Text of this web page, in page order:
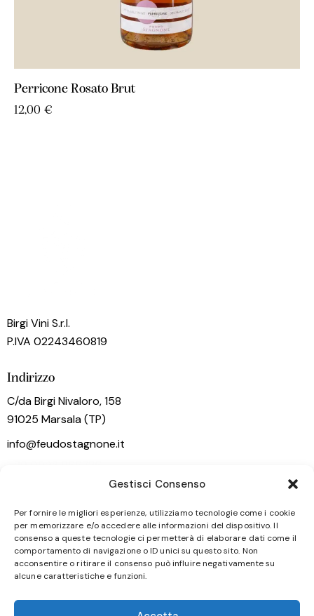
Gestisci Consenso
Per fornire le migliori esperienze, utilizziamo tecnologie come i cookie
per memorizzare e/o accedere alle informazioni del dispositivo. Il
consenso a queste tecnologie ci permetterà di elaborare dati come il
comportamento di navigazione o ID unici su questo sito. Non
acconsentire o ritirare il consenso può influire negativamente su
alcune caratteristiche e funzioni.
Perricone Rosato Brut
12,00 €
Birgi Vini S.r.l.
P.IVA 02243460819
Indirizzo
C/da Birgi Nivaloro, 158
91025 Marsala (TP)
info@feudostagnone.it
Home
La Cantina
Tour & Degustazioni